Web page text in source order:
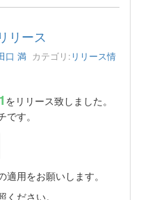
リース
口 満 カテゴリ: リリース情
をリリース致しました。
す。
用をお願いします。
ださい。